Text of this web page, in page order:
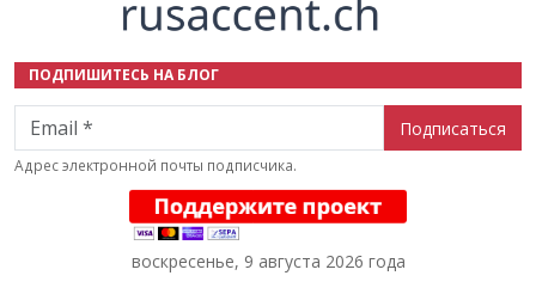
ПОДПИШИТЕСЬ НА БЛОГ
Email
Адрес электронной почты подписчика.
воскресенье, 9 августа 2026 года